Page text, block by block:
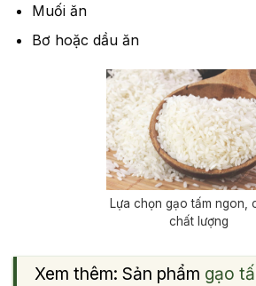
Muối ăn
Bơ hoặc dầu ăn
Lựa chọn gạo tấm ngon,
chất lượng
Xem thêm: Sản phẩm gạo